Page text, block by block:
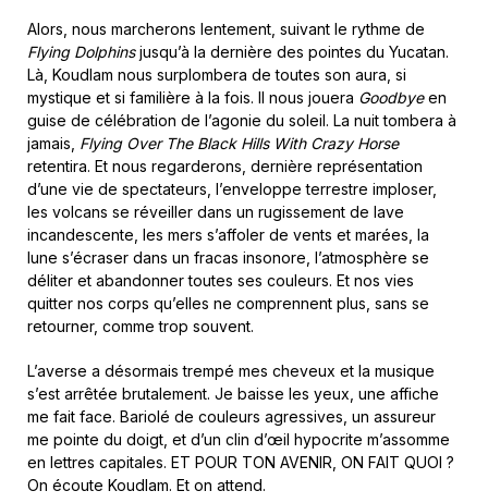
Alors, nous marcherons lentement, suivant le rythme de
Flying Dolphinsjusqu’à la dernière des pointes du Yucatan.
Là, Koudlam nous surplombera de toutes son aura, si
mystique et si familière à la fois. Il nous jouera Goodbyeen
guise de célébration de l’agonie du soleil. La nuit tombera à
jamais, Flying Over The Black Hills With Crazy Horse
retentira. Et nous regarderons, dernière représentation
d’une vie de spectateurs, l’enveloppe terrestre imploser,
les volcans se réveiller dans un rugissement de lave
incandescente, les mers s’affoler de vents et marées, la
lune s’écraser dans un fracas insonore, l’atmosphère se
déliter et abandonner toutes ses couleurs. Et nos vies
quitter nos corps qu’elles ne comprennent plus, sans se
retourner, comme trop souvent.
L’averse a désormais trempé mes cheveux et la musique
s’est arrêtée brutalement. Je baisse les yeux, une affiche
me fait face. Bariolé de couleurs agressives, un assureur
me pointe du doigt, et d’un clin d’œil hypocrite m’assomme
en lettres capitales. ET POUR TON AVENIR, ON FAIT QUOI ?
On écoute Koudlam. Et on attend.